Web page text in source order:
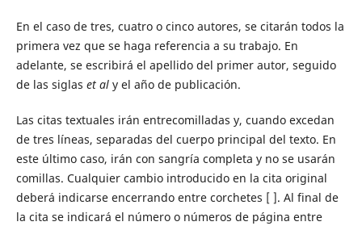
En el caso de tres, cuatro o cinco autores, se citarán todos la
primera vez que se haga referencia a su trabajo. En
adelante, se escribirá el apellido del primer autor, seguido
de las siglas et aly el año de publicación.
Las citas textuales irán entrecomilladas y, cuando excedan
de tres líneas, separadas del cuerpo principal del texto. En
este último caso, irán con sangría completa y no se usarán
comillas. Cualquier cambio introducido en la cita original
deberá indicarse encerrando entre corchetes [ ]. Al final de
la cita se indicará el número o números de página entre